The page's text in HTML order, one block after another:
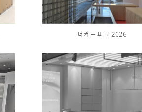
데케드 파크 2026